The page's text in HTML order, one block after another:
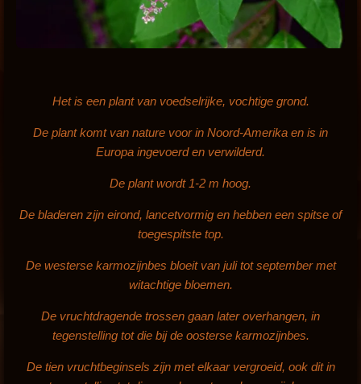
Het is een plant van voedselrijke, vochtige grond.
De plant komt van nature voor in Noord-Amerika en is in
Europa ingevoerd en verwilderd.
De plant wordt 1-2 m hoog.
De bladeren zijn eirond, lancetvormig en hebben een spitse of
toegespitste top.
De westerse karmozijnbes bloeit van juli tot september met
witachtige bloemen.
De vruchtdragende trossen gaan later overhangen, in
tegenstelling tot die bij de oosterse karmozijnbes.
De tien vruchtbeginsels zijn met elkaar vergroeid, ook dit in